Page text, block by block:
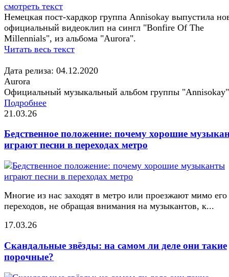
смотреть текст
Немецкая пост-хардкор группа Annisokay выпустила
официальный видеоклип на сингл "Bonfire Of The
Millennials", из альбома "Aurora".
Читать весь текст
Дата релиза: 04.12.2020
Aurora
Официальный музыкальный альбом группы "Annisokay"
Подробнее
21.03.26
Бедственное положение: почему хорошие
играют песни в переходах метро
Многие из нас заходят в метро или проезжают мимо его
переходов, не обращая внимания на музыкантов, к...
17.03.26
Скандальные звёзды: на самом ли деле они такие
порочные?